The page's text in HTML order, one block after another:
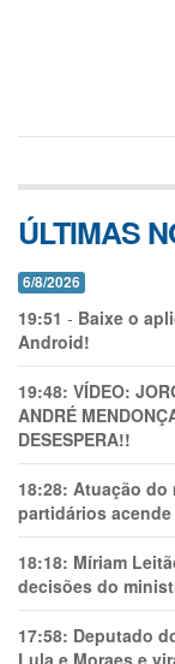
ÚLTIMAS
6/8/2026
19:51 - Baixe o
Android!
19:48: VÍDEO:
ANDRÉ
DESESPERA!!
18:28: Atuação do
partidários
18:18: Míriam
decisões do
17:58: Deputado
Lula e Moraes e